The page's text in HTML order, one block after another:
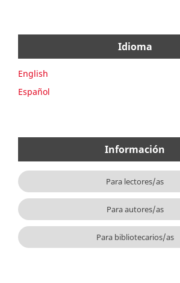
Idioma
English
Español
Información
Para lectores/as
Para autores/as
Para bibliotecarios/as